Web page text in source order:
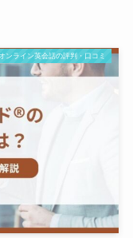
オンライン英会話の評判・口コミ